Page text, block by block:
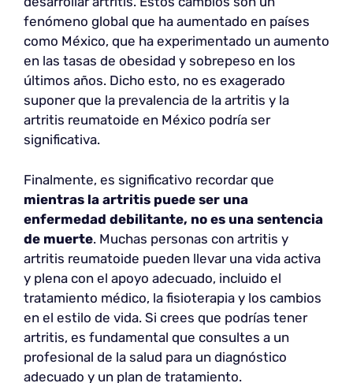
fenómeno global que ha aumentado en países
como México, que ha experimentado un aumento
en las tasas de obesidad y sobrepeso en los
últimos años. Dicho esto, no es exagerado
suponer que la prevalencia de la artritis y la
artritis reumatoide en México podría ser
significativa.
Finalmente, es significativo recordar que
mientras la artritis puede ser una
enfermedad debilitante, no es una sentencia
de muerte. Muchas personas con artritis y
artritis reumatoide pueden llevar una vida activa
y plena con el apoyo adecuado, incluido el
tratamiento médico, la fisioterapia y los cambios
en el estilo de vida. Si crees que podrías tener
artritis, es fundamental que consultes a un
profesional de la salud para un diagnóstico
adecuado y un plan de tratamiento.